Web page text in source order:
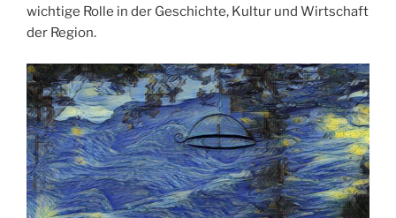
wichtige Rolle in der Geschichte, Kultur und Wirtschaft
der Region.